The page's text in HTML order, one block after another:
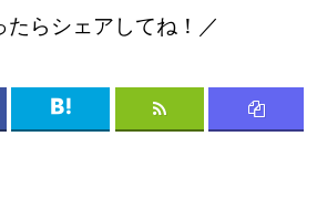
たらシェアしてね！／